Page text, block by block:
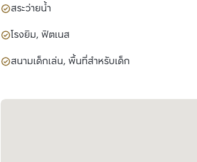
สระว่ายน้ำ
โรงยิม, ฟิตเนส
สนามเด็กเล่น, พื้นที่สำหรับเด็ก